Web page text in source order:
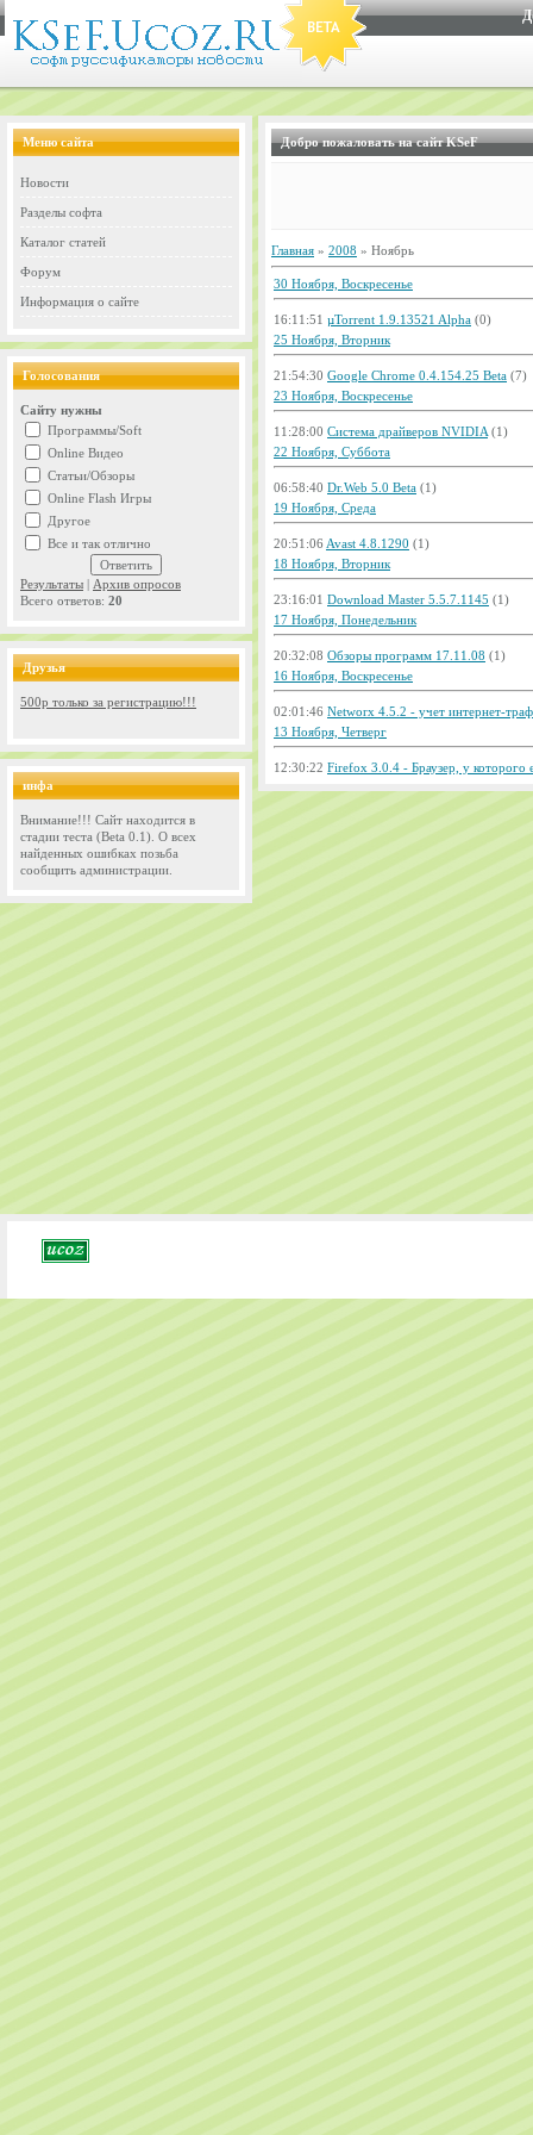
Меню сайта
Новости
Разделы софта
Каталог статей
Форум
Информация о сайте
Голосования
Сайту нужны
Программы/Soft
Online Видео
Статьи/Обзоры
Online Flash Игры
Другое
Все и так отлично
Результаты | Архив опросов
Всего ответов: 20
Друзья
500р только за регистрацию!!!
инфа
Внимание!!! Сайт находится в
стадии теста (Beta 0.1). О всех
найденных ошибках позьба
сообщить администрации.
Добро пожаловать на сайт KSeF
Главная » 2008 » Ноябрь
30 Ноября, Воскресенье
16:11:51 µTorrent 1.9.13521 Alpha (0)
25 Ноября, Вторник
21:54:30 Google Chrome 0.4.154.25 Beta (7)
23 Ноября, Воскресенье
11:28:00 Система драйверов NVIDIA (1)
22 Ноября, Суббота
06:58:40 Dr.Web 5.0 Beta (1)
19 Ноября, Среда
20:51:06 Avast 4.8.1290 (1)
18 Ноября, Вторник
23:16:01 Download Master 5.5.7.1145 (1)
17 Ноября, Понедельник
20:32:08 Обзоры программ 17.11.08 (1)
16 Ноября, Воскресенье
02:01:46 Networx 4.5.2 - учет интернет-
13 Ноября, Четверг
12:30:22 Firefox 3.0.4 - Браузер, у которого